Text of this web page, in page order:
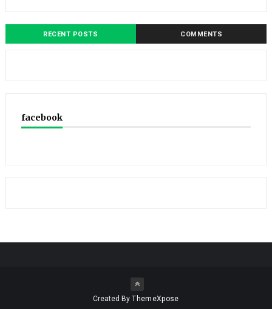
RECENT POSTS COMMENTS
facebook
Created ByThemeXpose